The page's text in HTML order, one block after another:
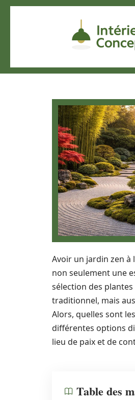
Avoir un jardin zen à
non seulement une
sélection des
traditionnel, mais
Alors, quelles sont
différentes options
lieu de paix et de
Table des